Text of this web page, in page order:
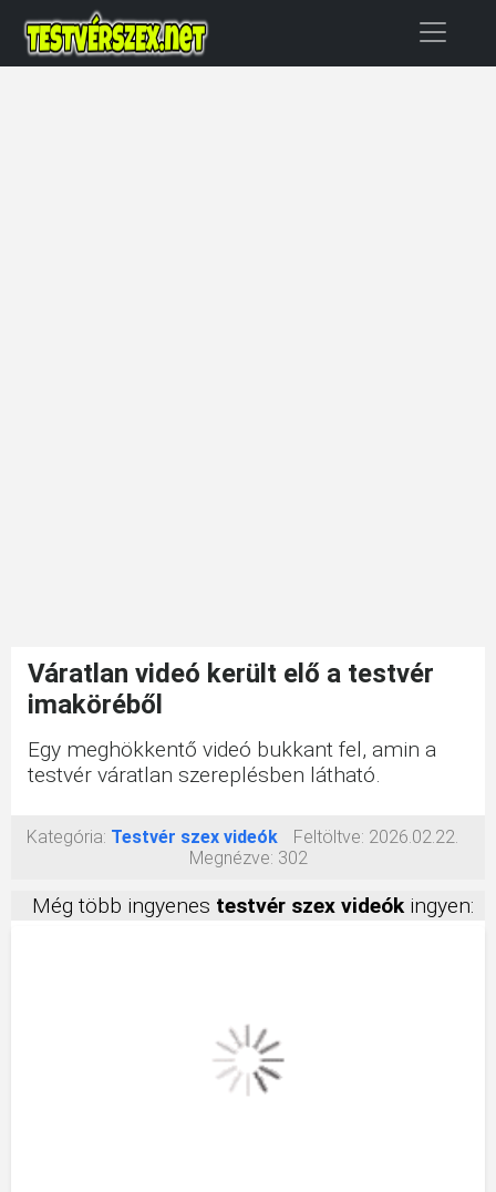
Váratlan videó került elő a testvér
imaköréből
Egy meghökkentő videó bukkant fel, amin a
testvér váratlan szereplésben látható.
Kategória: Testvér szex videók Feltöltve: 2026.02.22.
Megnézve: 302
Még több ingyenes testvér szex videókingyen: